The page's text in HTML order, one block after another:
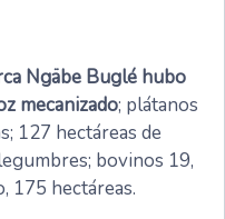
Ngäbe Buglé hubo
mecanizado; plátanos
127 hectáreas de
bovinos 19,
175 hectáreas.